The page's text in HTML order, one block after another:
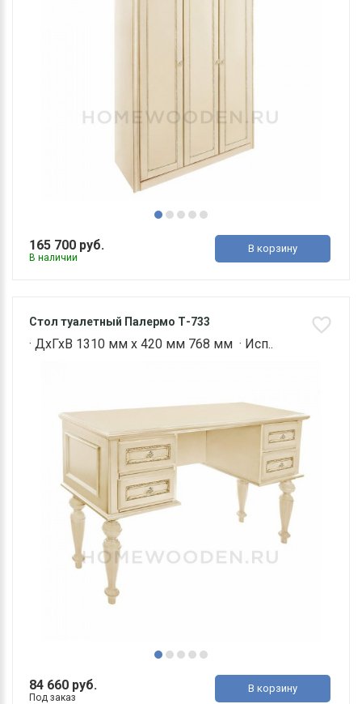
165 700 руб.
В наличии
В корзину
Стол туалетный Палермо Т-733
· ДхГхВ 1310 мм х 420 мм 768 мм · Исп..
84 660 руб.
Под заказ
В корзину